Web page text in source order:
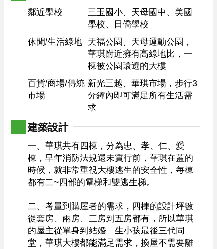
鄰近學校
三玉國小、天母國中、美國
學校、日僑學校
休閒/生活綠地 天福公園、天母運動公園，
華琪附近擁有高綠地比，一
棟被公園環遶的大樓
百貨/商場/傳統
市場
新光三越、華琪市場，步行3
分鐘內即可滿足所有生活需
求
建築設計
一、華琪共有四棟，分為忠、孝、仁、愛
棟，早年消防法規還未實行前，華琪在蓋的
時候，就非常重視大樓逃生的安全性，每棟
都有二~四部的電梯和雙逃生梯。
二、考量到購屋者的需求，四棟的設計坪數
從套房、兩房、三房到五房都有，所以華琪
的屋主從單身到結婚、生小孩最後三代同
堂，華琪大樓都能滿足需求，換屋不需要離